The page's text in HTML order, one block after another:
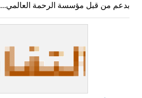
بدعم من قبل مؤسسة الرحمة العالمي...